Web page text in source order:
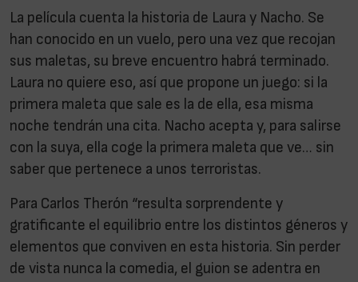
La película cuenta la historia de Laura y Nacho. Se
han conocido en un vuelo, pero una vez que recojan
sus maletas, su breve encuentro habrá terminado.
Laura no quiere eso, así que propone un juego: si la
primera maleta que sale es la de ella, esa misma
noche tendrán una cita. Nacho acepta y, para salirse
con la suya, ella coge la primera maleta que ve… sin
saber que pertenece a unos terroristas.
Para Carlos Therón “resulta sorprendente y
gratificante el equilibrio entre los distintos géneros y
elementos que conviven en esta historia. Sin perder
de vista nunca la comedia, el guion se adentra en